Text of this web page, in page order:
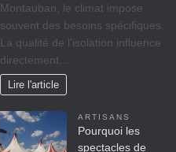
Montauban, le climat impose
souvent des besoins spécifiques.
La qualité de l’isolation influence
directement…
Lire l'article
ARTISANS
Pourquoi les
spectacles de